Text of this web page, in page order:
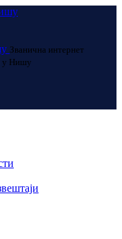
Званична интернет
у Нишу